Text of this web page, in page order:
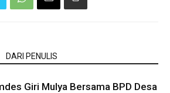
DARI PENULIS
Giri Mulya Bersama BPD Desa